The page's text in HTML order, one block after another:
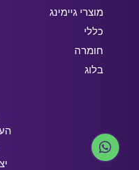
מוצרי גיימינג
כללי
חומרה
בלוג